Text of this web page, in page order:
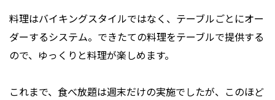
料理はバイキングスタイルではなく、テーブルごとにオー
ダーするシステム。できたての料理をテーブルで提供する
ので、ゆっくりと料理が楽しめます。
これまで、食べ放題は週末だけの実施でしたが、このほど